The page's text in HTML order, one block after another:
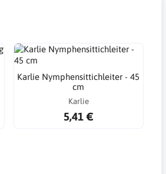
Karlie Nymphensittichleiter - 45
cm
Karlie
5,41 €